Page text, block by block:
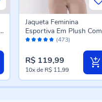
Avaliação: (473)
Jaqueta Feminina
Esportiva Em Plush Com
Capuz Scream Bege Fendi
R$ 119,99
10xde R$ 11,99